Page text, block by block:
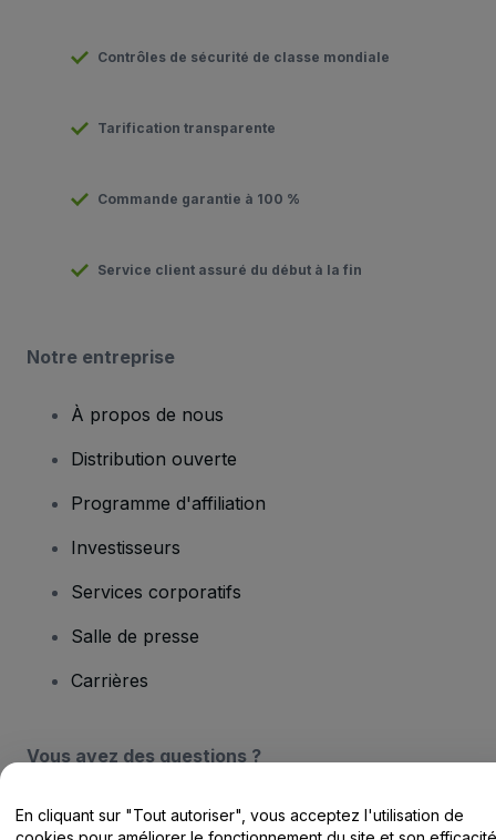
Contrôles de sécurité de classe mondiale
Tarification transparente
Commande garantie à 100 %
Service client assuré du début à la fin
Notre entreprise
À propos de nous
Distribution ouverte
Programme d'affiliation
Investisseurs
Services corporatifs
Salle de presse
Carrières
Vous avez des questions ?
Centre d'assistance / Nous contacter
En cliquant sur "Tout autoriser", vous acceptez l'utilisation de